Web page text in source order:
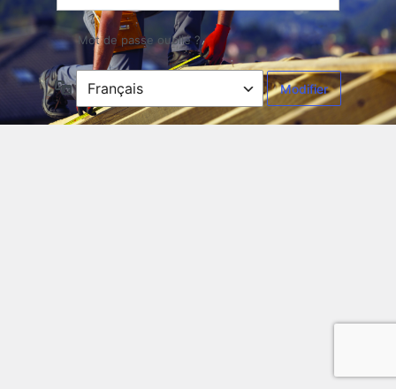
Mot de passe oublié ?
Langue